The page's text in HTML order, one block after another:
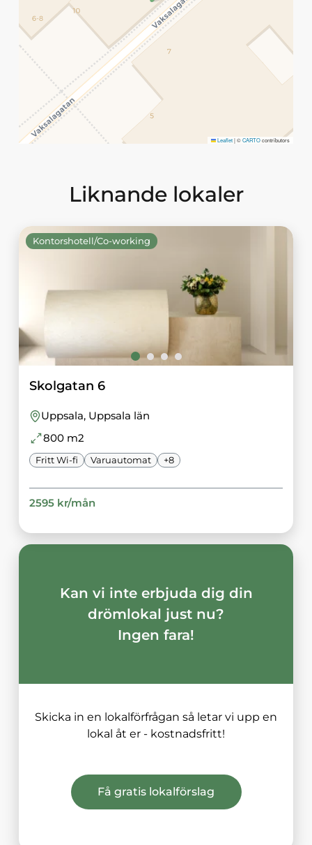
Leaflet|©CARTOcontributors
Liknande lokaler
Kontorshotell/Co-working
Skolgatan 6
Uppsala, Uppsala län
800m2
Fritt Wi-fi Varuautomat +8
2595kr/mån
Kan vi inte erbjuda dig din
drömlokal just nu?
Ingen fara!
Skicka in en lokalförfrågan så letar vi upp en
lokal åt er - kostnadsfritt!
Få gratis lokalförslag